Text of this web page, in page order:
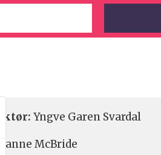
Yngve Garen Svardal
Hanne McBride